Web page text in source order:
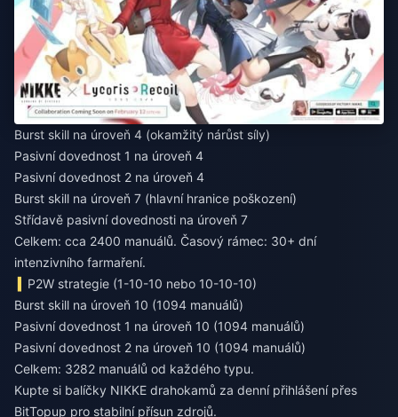
Burst skill na úroveň 4 (okamžitý nárůst síly)
Pasivní dovednost 1 na úroveň 4
Pasivní dovednost 2 na úroveň 4
Burst skill na úroveň 7 (hlavní hranice poškození)
Střídavě pasivní dovednosti na úroveň 7
Celkem: cca 2400 manuálů. Časový rámec: 30+ dní
intenzivního farmaření.
P2W strategie (1-10-10 nebo 10-10-10)
Burst skill na úroveň 10 (1094 manuálů)
Pasivní dovednost 1 na úroveň 10 (1094 manuálů)
Pasivní dovednost 2 na úroveň 10 (1094 manuálů)
Celkem: 3282 manuálů od každého typu.
Kupte si balíčky NIKKE drahokamů za denní přihlášenípřes
BitTopup pro stabilní přísun zdrojů.